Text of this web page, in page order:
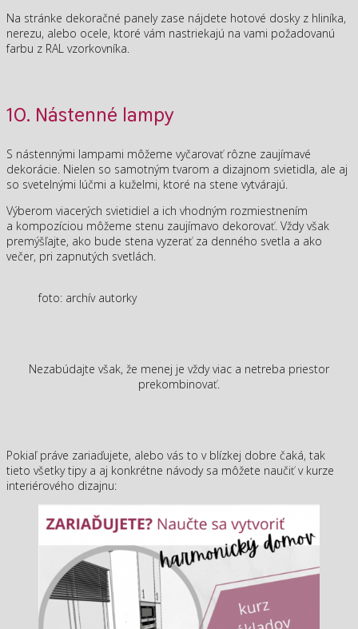
Na stránke dekoračné panely zase nájdete hotové dosky z hliníka,
nerezu, alebo ocele, ktoré vám nastriekajú na vami požadovanú
farbu z RAL vzorkovníka.
10. Nástenné lampy
S nástennými lampami môžeme vyčarovať rôzne zaujímavé
dekorácie. Nielen so samotným tvarom a dizajnom svietidla, ale aj
so svetelnými lúčmi a kuželmi, ktoré na stene vytvárajú.
Výberom viacerých svietidiel a ich vhodným rozmiestnením
a kompozíciou môžeme stenu zaujímavo dekorovať. Vždy však
premýšľajte, ako bude stena vyzerať za denného svetla a ako
večer, pri zapnutých svetlách.
foto: archív autorky
Nezabúdajte však, že menej je vždy viac a netreba priestor
prekombinovať.
Pokiaľ práve zariaďujete, alebo vás to v blízkej dobre čaká, tak
tieto všetky tipy a aj konkrétne návody sa môžete naučiť v kurze
interiérového dizajnu: